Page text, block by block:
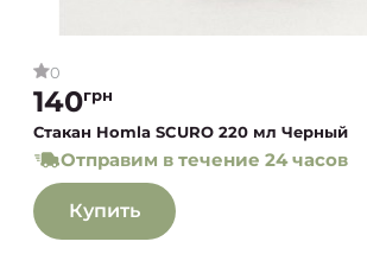
0
140грн
Стакан Homla SCURO 220 мл Черный
Отправим в течение 24 часов
Купить